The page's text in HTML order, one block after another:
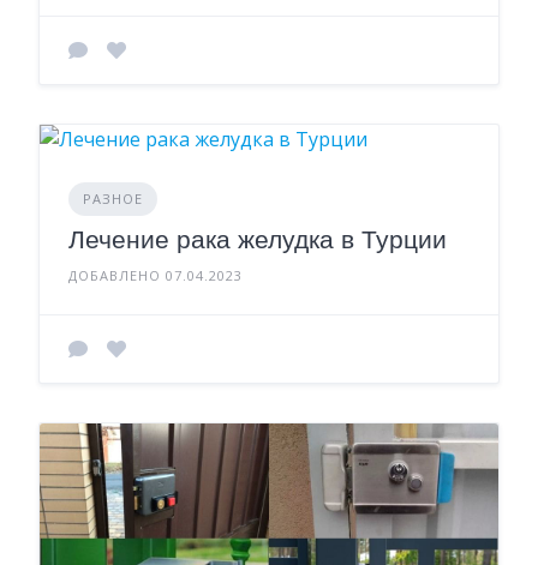
РАЗНОЕ
Лечение рака желудка в Турции
ДОБАВЛЕНО 07.04.2023